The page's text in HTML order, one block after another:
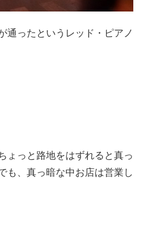
通ったというレッド・ピアノ
ょっと路地をはずれると真っ
も、真っ暗な中お店は営業し